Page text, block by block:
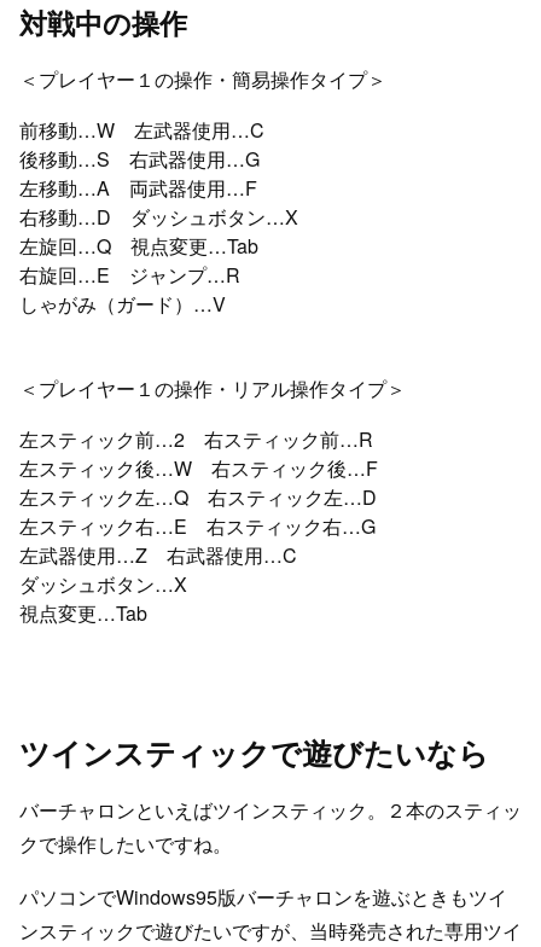
対戦中の操作
＜プレイヤー１の操作・簡易操作タイプ＞
前移動…W 左武器使用…C
後移動…S 右武器使用…G
左移動…A 両武器使用…F
右移動…D ダッシュボタン…X
左旋回…Q 視点変更…Tab
右旋回…E ジャンプ…R
しゃがみ（ガード）…V
＜プレイヤー１の操作・リアル操作タイプ＞
左スティック前…2 右スティック前…R
左スティック後…W 右スティック後…F
左スティック左…Q 右スティック左…D
左スティック右…E 右スティック右…G
左武器使用…Z 右武器使用…C
ダッシュボタン…X
視点変更…Tab
ツインスティックで遊びたいなら
バーチャロンといえばツインスティック。２本のスティッ
クで操作したいですね。
パソコンでWindows95版バーチャロンを遊ぶときもツイ
ンスティックで遊びたいですが、当時発売された専用ツイ